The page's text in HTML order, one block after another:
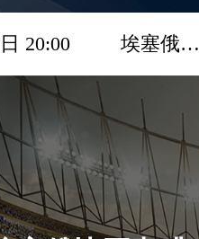
20:00 埃塞俄比亚咖啡